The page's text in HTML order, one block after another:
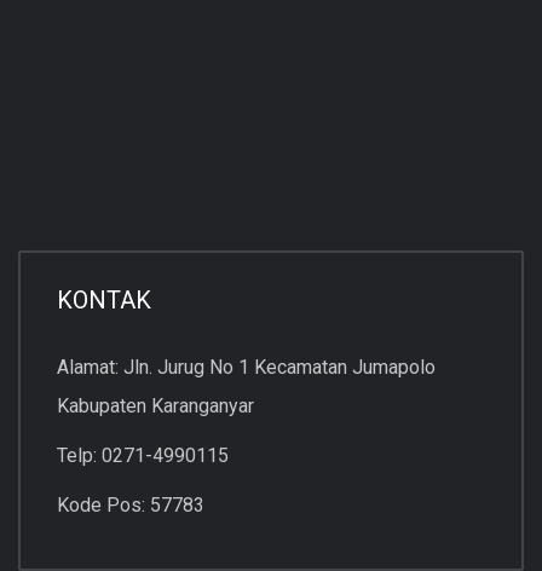
KONTAK
Alamat: Jln. Jurug No 1 Kecamatan Jumapolo
Kabupaten Karanganyar
Telp: 0271-4990115
Kode Pos: 57783